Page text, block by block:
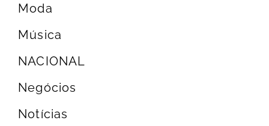
Moda
Música
NACIONAL
Negócios
Notícias